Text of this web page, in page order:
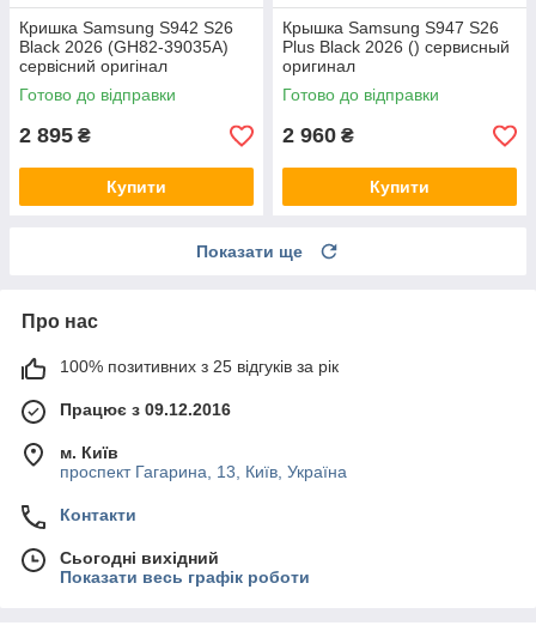
Кришка Samsung S942 S26
Black 2026 (GH82-39035A)
сервісний оригінал
Готово до відправки
2 895 ₴
Купити
Крышка Samsung S947 S26
Plus Black 2026 () сервисный
оригинал
Готово до відправки
2 960 ₴
Купити
Показати ще
Про нас
100% позитивних з 25 відгуків за рік
Працює з 09.12.2016
м. Київ
проспект Гагарина, 13, Київ, Україна
Контакти
Сьогодні вихідний
Показати весь графік роботи